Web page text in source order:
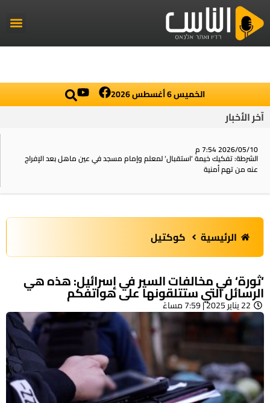
الخميس 6 أغسطس 2026
آخر الأخبار
2026/05/10 7:54 م
الشرطة: تفكيك خيمة ‘استقبال‘ لمعلم وإمام مسجد في عين ماهل بعد الإفراج
عنه من تهم أمنية
الرئيسية كوكتيل
‘ثورة‘ في مخالفات السير في إسرائيل: هذه هي
الرسائل التي ستتلقونها على هواتفكم
22 يناير 2025 | 7:59 مساءً